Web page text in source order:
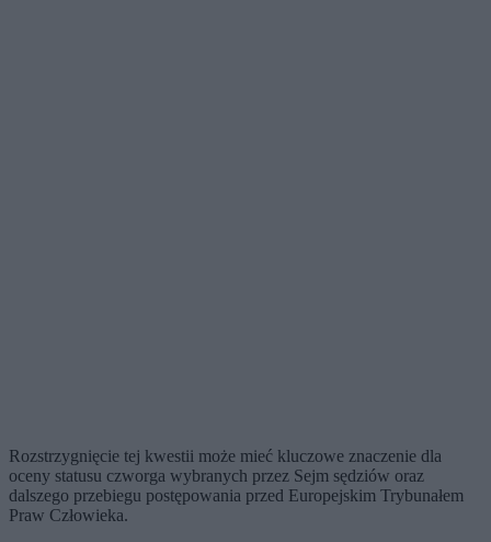
Rozstrzygnięcie tej kwestii może mieć kluczowe znaczenie dla
oceny statusu czworga wybranych przez Sejm sędziów oraz
dalszego przebiegu postępowania przed Europejskim Trybunałem
Praw Człowieka.